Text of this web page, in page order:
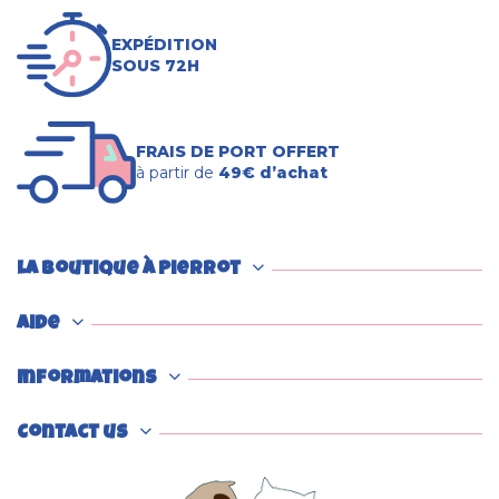
EXPÉDITION
SOUS 72H
FRAIS DE PORT OFFERT
à partir de 49€ d’achat
La boutique à Pierrot
Aide
Informations
Contact us